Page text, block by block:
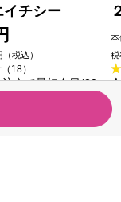
イチシー
税込）
（18）
文で最短今日(20
本
税